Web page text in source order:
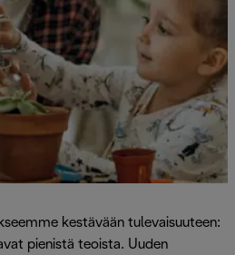
kestävään tulevaisuuteen:
pienistä teoista. Uuden